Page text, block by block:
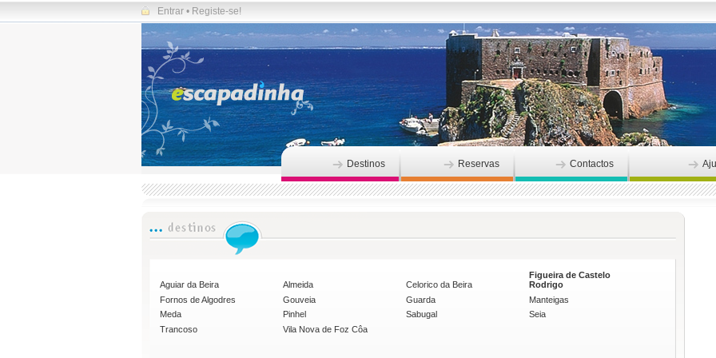
Entrar • Registe-se!
Destinos Reservas Contactos
Aguiar da Beira Almeida Celorico da Beira
Figueira de Castelo
Rodrigo
Fornos de Algodres
Gouveia Guarda
Manteigas
Meda
Pinhel Sabugal
Seia
Trancoso
Vila Nova de Foz Côa